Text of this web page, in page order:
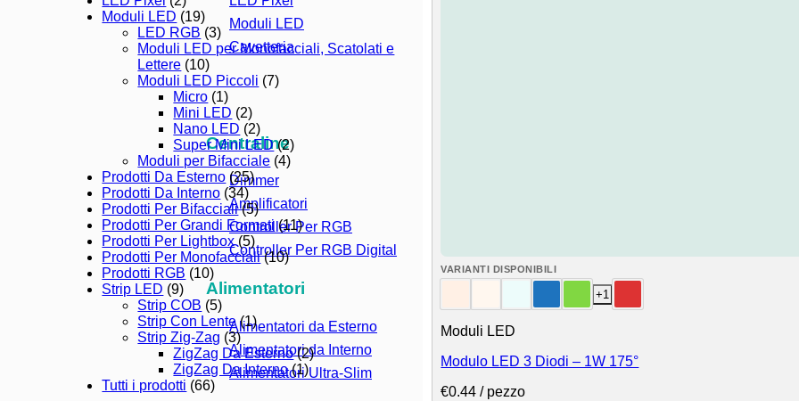
Moduli LED
Cavetteria
Centraline
Dimmer
Amplificatori
Controller Per RGB
Controller Per RGB Digital
Alimentatori
Alimentatori da Esterno
Alimentatori da Interno
Alimentatori Ultra-Slim
Moduli LED (19)
LED RGB (3)
Moduli LED per Monofacciali, Scatolati e
Lettere (10)
Moduli LED Piccoli (7)
Micro (1)
Mini LED (2)
Nano LED (2)
Super Mini LED (2)
Moduli per Bifacciale (4)
Prodotti Da Esterno (25)
Prodotti Da Interno (34)
Prodotti Per Bifacciali (5)
Prodotti Per Grandi Formati (11)
Prodotti Per Lightbox (5)
Prodotti Per Monofacciali (10)
Prodotti RGB (10)
Strip LED (9)
Strip COB (5)
Strip Con Lente (1)
Strip Zig-Zag (3)
ZigZag Da Esterno (2)
ZigZag Da Interno (1)
Tutti i prodotti (66)
VARIANTI DISPONIBILI
+1
Moduli LED
Modulo LED 3 Diodi – 1W 175°
€0.44 / pezzo